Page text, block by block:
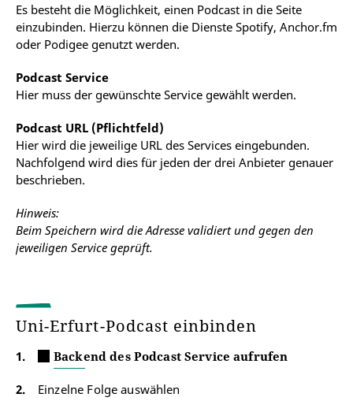
Es besteht die Möglichkeit, einen Podcast in die Seite
einzubinden. Hierzu können die Dienste Spotify, Anchor.fm
oder Podigee genutzt werden.
Podcast Service
Hier muss der gewünschte Service gewählt werden.
Podcast URL (Pflichtfeld)
Hier wird die jeweilige URL des Services eingebunden.
Nachfolgend wird dies für jeden der drei Anbieter genauer
beschrieben.
Hinweis:
Beim Speichern wird die Adresse validiert und gegen den
jeweiligen Service geprüft.
Uni-Erfurt-Podcast einbinden
Backend des Podcast Service aufrufen
Einzelne Folge auswählen